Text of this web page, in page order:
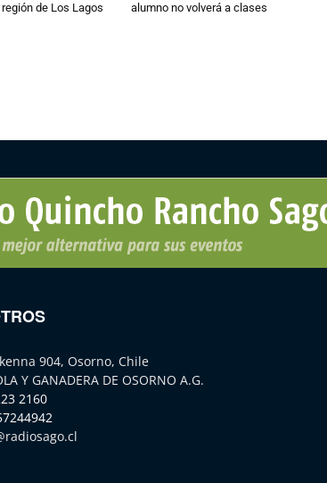
de Los Lagos
alumno no volverá a clases
904, Osorno, Chile
Y GANADERA DE OSORNO A.G.
2160